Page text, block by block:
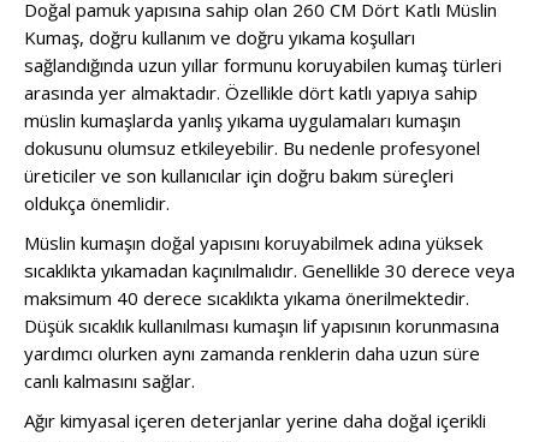
Doğal pamuk yapısına sahip olan 260 CM Dört Katlı Müslin
Kumaş, doğru kullanım ve doğru yıkama koşulları
sağlandığında uzun yıllar formunu koruyabilen kumaş türleri
arasında yer almaktadır. Özellikle dört katlı yapıya sahip
müslin kumaşlarda yanlış yıkama uygulamaları kumaşın
dokusunu olumsuz etkileyebilir. Bu nedenle profesyonel
üreticiler ve son kullanıcılar için doğru bakım süreçleri
oldukça önemlidir.
Müslin kumaşın doğal yapısını koruyabilmek adına yüksek
sıcaklıkta yıkamadan kaçınılmalıdır. Genellikle 30 derece veya
maksimum 40 derece sıcaklıkta yıkama önerilmektedir.
Düşük sıcaklık kullanılması kumaşın lif yapısının korunmasına
yardımcı olurken aynı zamanda renklerin daha uzun süre
canlı kalmasını sağlar.
Ağır kimyasal içeren deterjanlar yerine daha doğal içerikli